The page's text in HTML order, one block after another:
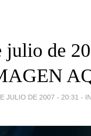
julio de
JULIO DE 2007 - 20:31 -